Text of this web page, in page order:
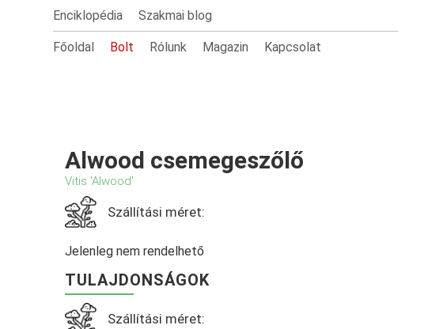
Enciklopédia Szakmai blog
Főoldal Bolt Rólunk Magazin Kapcsolat
Alwood csemegeszőlő
Vitis 'Alwood'
Szállítási méret:
Jelenleg nem rendelhető
TULAJDONSÁGOK
Szállítási méret: